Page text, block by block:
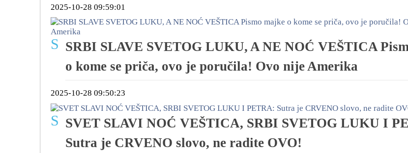
2025-10-28 09:59:01
S SRBI SLAVE SVETOG LUKU, A NE NOĆ VEŠTICA
o kome se priča, ovo je poručila! Ovo nije Amerika
2025-10-28 09:50:23
S SVET SLAVI NOĆ VEŠTICA, SRBI SVETOG LUKU I
Sutra je CRVENO slovo, ne radite OVO!